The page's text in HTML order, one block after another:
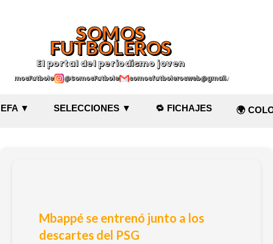
SOMOS
FUTBOLEROS
El portal del periodismo joven
@SomosFutbolerossomosfutbolerosweb@gmail.com
▼ SELECCIONES ▼ 🔁 FICHAJES 🌍
Mbappé se entrenó junto a los
descartes del PSG